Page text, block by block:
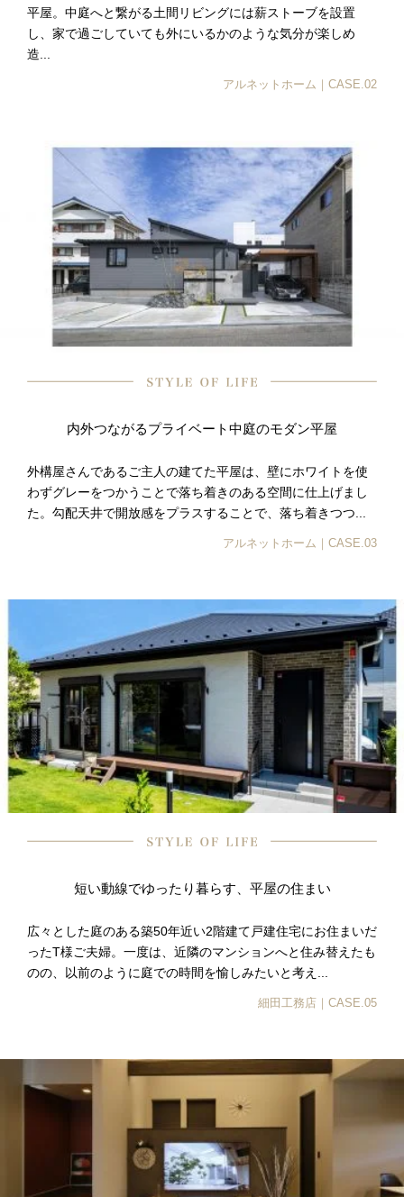
平屋。中庭へと繋がる土間リビングには薪ストーブを設置
し、家で過ごしていても外にいるかのような気分が楽しめ
造...
アルネットホーム｜CASE.02
内外つながるプライベート中庭のモダン平屋
外構屋さんであるご主人の建てた平屋は、壁にホワイトを使
わずグレーをつかうことで落ち着きのある空間に仕上げまし
た。勾配天井で開放感をプラスすることで、落ち着きつつ...
アルネットホーム｜CASE.03
短い動線でゆったり暮らす、平屋の住まい
広々とした庭のある築50年近い2階建て戸建住宅にお住まいだ
ったT様ご夫婦。一度は、近隣のマンションへと住み替えたも
のの、以前のように庭での時間を愉しみたいと考え...
細田工務店｜CASE.05